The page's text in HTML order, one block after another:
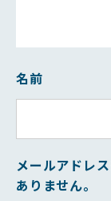
名前
メールアドレス
ありません。